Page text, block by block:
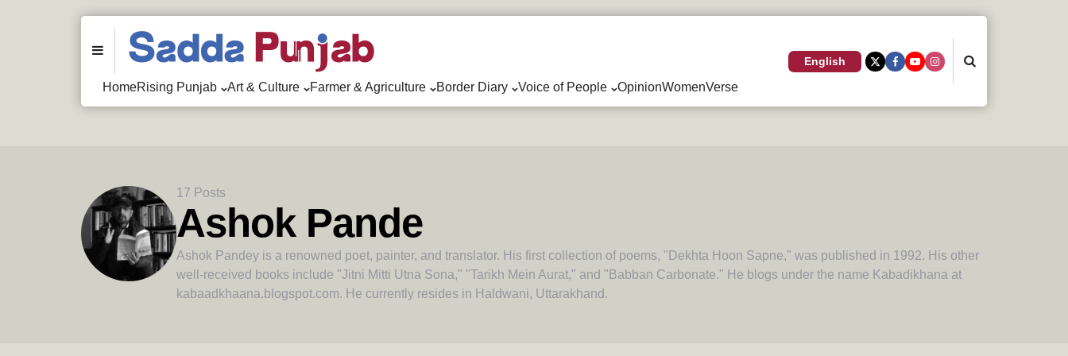
Menu
HomeRising Punjab Art & Culture Farmer & Agriculture Border Diary Voice of People OpinionWomenVerse
English
17 Posts
Ashok Pande
Ashok Pandey is a renowned poet, painter, and translator. His first collection of poems, "Dekhta Hoon Sapne," was published in 1992. His other
well-received books include "Jitni Mitti Utna Sona," "Tarikh Mein Aurat," and "Babban Carbonate." He blogs under the name Kabadikhana at
kabaadkhaana.blogspot.com. He currently resides in Haldwani, Uttarakhand.